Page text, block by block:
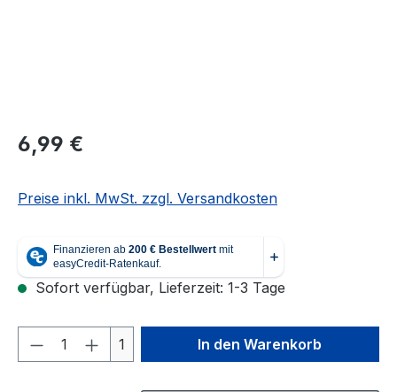
Regulärer Preis:
6,99 €
Preise inkl. MwSt. zzgl. Versandkosten
Sofort verfügbar, Lieferzeit: 1-3 Tage
Produkt Anzahl: Gib den
1 In den Warenkorb